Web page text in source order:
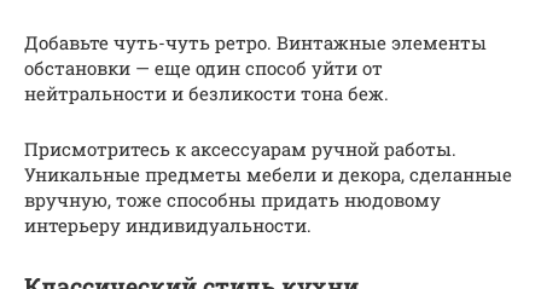
Добавьте чуть-чуть ретро. Винтажные элементы
обстановки — еще один способ уйти от
нейтральности и безликости тона беж.
Присмотритесь к аксессуарам ручной работы.
Уникальные предметы мебели и декора, сделанные
вручную, тоже способны придать нюдовому
интерьеру индивидуальности.